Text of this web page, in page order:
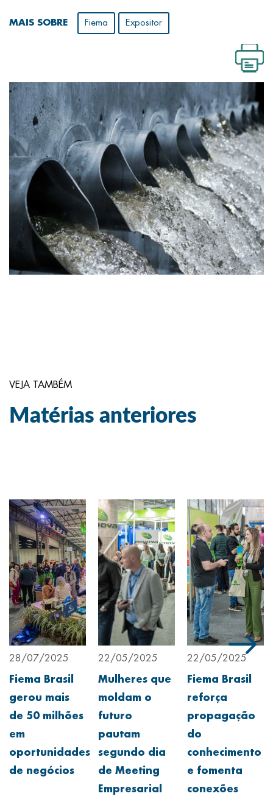
MAIS SOBRE Fiema Expositor
VEJA TAMBÉM
Matérias anteriores
28/07/2025
Fiema Brasil
gerou mais
de 50 milhões
em
oportunidades
de negócios
22/05/2025
Mulheres que
moldam o
futuro
pautam
segundo dia
de Meeting
Empresarial
22/05/2025
Fiema Brasil
reforça
propagação
do
conhecimento
e fomenta
conexões